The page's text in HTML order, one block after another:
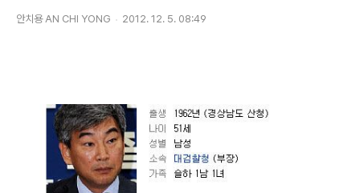
안치용 AN CHI YONG 2012. 12. 5. 08:49